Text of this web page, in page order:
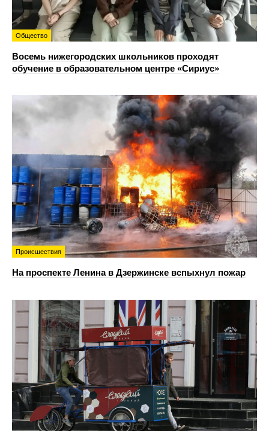
Общество
Восемь нижегородских школьников проходят
обучение в образовательном центре «Сириус»
Происшествия
На проспекте Ленина в Дзержинске вспыхнул пожар